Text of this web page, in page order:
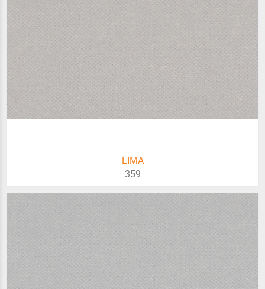
LIMA
359